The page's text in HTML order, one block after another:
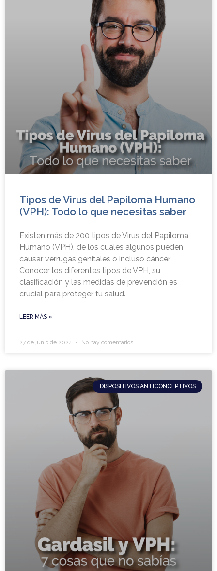
Tipos de Virus del Papiloma Humano
(VPH): Todo lo que necesitas saber
Existen más de 200 tipos de Virus del Papiloma
Humano (VPH), de los cuales algunos pueden
causar verrugas genitales o incluso cáncer.
Conocer los diferentes tipos de VPH, su
clasificación y las medidas de prevención es
crucial para proteger tu salud.
LEER MÁS »
27 de junio de 2024 No hay comentarios
DISPOSITIVOS ANTICONCEPTIVOS